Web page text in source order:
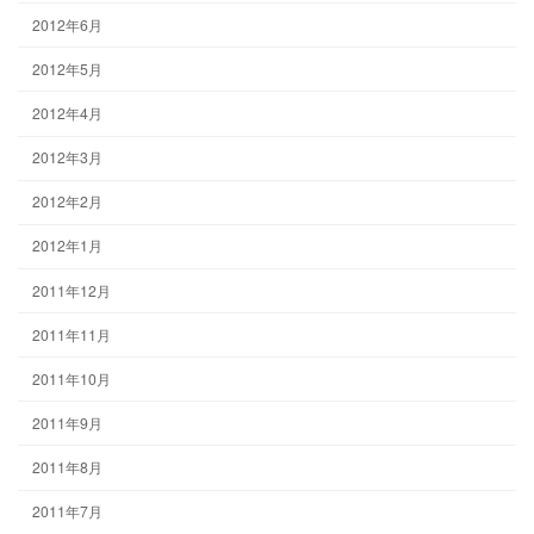
2012年6月
2012年5月
2012年4月
2012年3月
2012年2月
2012年1月
2011年12月
2011年11月
2011年10月
2011年9月
2011年8月
2011年7月